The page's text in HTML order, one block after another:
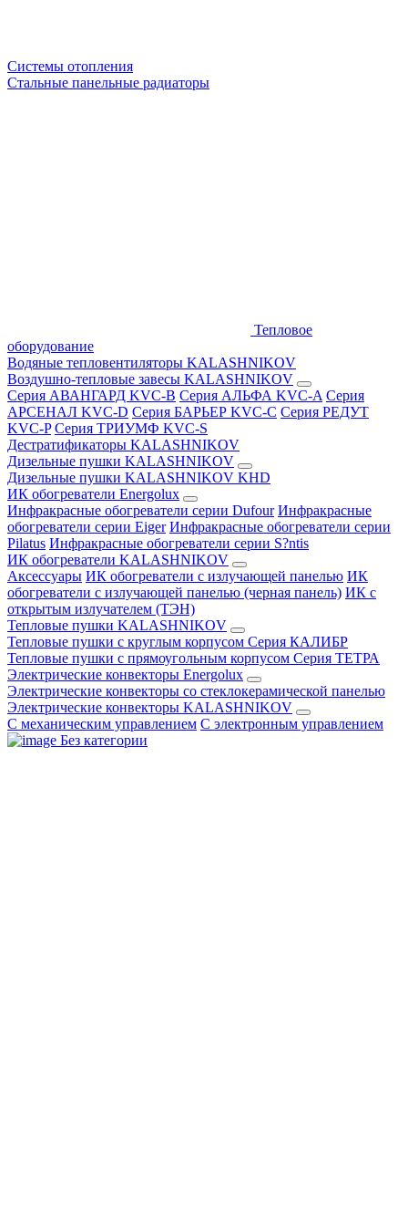
Системы отопления
Стальные панельные радиаторы
Тепловое
оборудование
Водяные тепловентиляторы KALASHNIKOV
Воздушно-тепловые завесы KALASHNIKOV
Серия АВАНГАРД KVC-B Серия АЛЬФА KVC-A Серия
АРСЕНАЛ KVC-D Серия БАРЬЕР KVC-C Серия РЕДУТ
KVC-P Серия ТРИУМФ KVC-S
Дестратификаторы KALASHNIKOV
Дизельные пушки KALASHNIKOV
Дизельные пушки KALASHNIKOV KHD
ИК обогреватели Energolux
Инфракрасные обогреватели серии Dufour Инфракрасные
обогреватели серии Eiger Инфракрасные обогреватели серии
Pilatus Инфракрасные обогреватели серии S?ntis
ИК обогреватели KALASHNIKOV
Аксессуары ИК обогреватели с излучающей панелью ИК
обогреватели с излучающей панелью (черная панель) ИК с
открытым излучателем (ТЭН)
Тепловые пушки KALASHNIKOV
Тепловые пушки с круглым корпусом Серия КАЛИБР
Тепловые пушки с прямоугольным корпусом Серия ТЕТРА
Электрические конвекторы Energolux
Электрические конвекторы со стеклокерамической панелью
Электрические конвекторы KALASHNIKOV
С механическим управлением С электронным управлением
Без категории